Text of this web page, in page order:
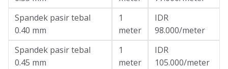
Spandek pasir tebal
0.40 mm
1
meter
IDR
98.000/meter
Spandek pasir tebal
0.45 mm
1
meter
IDR
105.000/meter